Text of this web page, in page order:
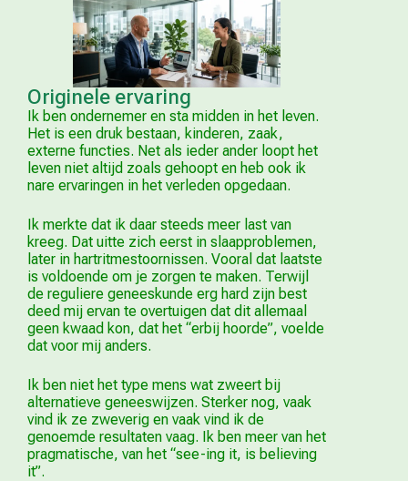
Originele ervaring
Ik ben ondernemer en sta midden in het leven.
Het is een druk bestaan, kinderen, zaak,
externe functies. Net als ieder ander loopt het
leven niet altijd zoals gehoopt en heb ook ik
nare ervaringen in het verleden opgedaan.
Ik merkte dat ik daar steeds meer last van
kreeg. Dat uitte zich eerst in slaapproblemen,
later in hartritmestoornissen. Vooral dat laatste
is voldoende om je zorgen te maken. Terwijl
de reguliere geneeskunde erg hard zijn best
deed mij ervan te overtuigen dat dit allemaal
geen kwaad kon, dat het “erbij hoorde”, voelde
dat voor mij anders.
Ik ben niet het type mens wat zweert bij
alternatieve geneeswijzen. Sterker nog, vaak
vind ik ze zweverig en vaak vind ik de
genoemde resultaten vaag. Ik ben meer van het
pragmatische, van het “see-ing it, is believing
it”.